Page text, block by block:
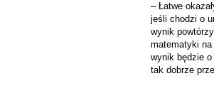
– Łatwe
jeśli chodzi o
wynik
matematyki
wynik będzie
tak dobrze